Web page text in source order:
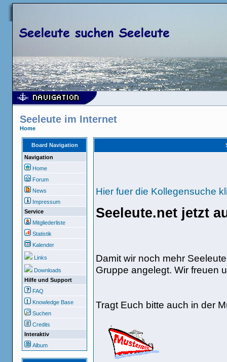
Seeleute im Internet
Home
Board Navigation
Navigation
Home
Forum
News
Impressum
Service
Mitgliederliste
Statistik
Kalender
Links
Downloads
Hilfe und Support
FAQ
Knowledge Base
Suchen
Credits
Interaktiv
Album
Hier fuer die Kollegensuche
Seeleute.net jetzt
Damit wir noch mehr
Gruppe angelegt. Wir freuen
Tragt Euch bitte auch in der